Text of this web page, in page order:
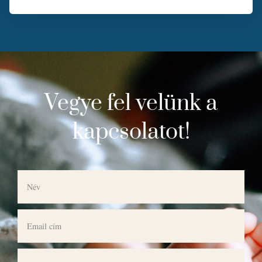
Vegye fel velünk a
kapcsolatot!